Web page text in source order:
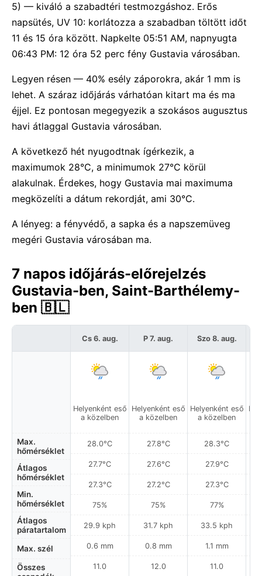
5) — kiváló a szabadtéri testmozgáshoz. Erős
napsütés, UV 10: korlátozza a szabadban töltött időt
11 és 15 óra között. Napkelte 05:51 AM, napnyugta
06:43 PM: 12 óra 52 perc fény Gustavia városában.
Legyen résen — 40% esély záporokra, akár 1 mm is
lehet. A száraz időjárás várhatóan kitart ma és ma
éjjel. Ez pontosan megegyezik a szokásos augusztus
havi átlaggal Gustavia városában.
A következő hét nyugodtnak ígérkezik, a
maximumok 28°C, a minimumok 27°C körül
alakulnak. Érdekes, hogy Gustavia mai maximuma
megközelíti a dátum rekordját, ami 30°C.
A lényeg: a fényvédő, a sapka és a napszemüveg
megéri Gustavia városában ma.
7 napos időjárás-előrejelzés
Gustavia-ben, Saint-Barthélemy-
ben 🇧🇱
Max.
hőmérséklet
Átlagos
hőmérséklet
Min.
hőmérséklet
Átlagos
páratartalom
Max. szél
Összes
Cs 6. aug.
Helyenként eső
a közelben
28.0°C
27.7°C
27.3°C
75%
29.9 kph
0.6 mm
11.0
P 7. aug.
Helyenként eső
a közelben
27.8°C
27.6°C
27.2°C
75%
31.7 kph
0.8 mm
12.0
Szo 8. aug.
Helyenként eső
a közelben
28.3°C
27.9°C
27.3°C
77%
33.5 kph
1.1 mm
11.0